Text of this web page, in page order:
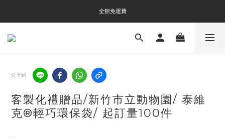
全館免運費
全館免運費
全館消費滿$3000即贈Tyvek®環保袋
分享到
客製化禮贈品/新竹市立動物園/ 泰維
克®輕巧環保袋/ 起訂量100件